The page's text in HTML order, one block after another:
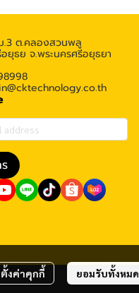
ตั้งค่าคุกกี้ ยอมรับทั้งหมด
.3 ต.คลองสวนพลู
ยุธย จ.พระนครศรีอยุธยา